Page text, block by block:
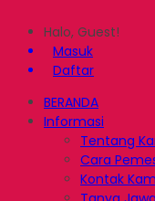
Halo, Guest!
Masuk
Daftar
BERANDA
Informasi
Tentang
Cara
Kontak